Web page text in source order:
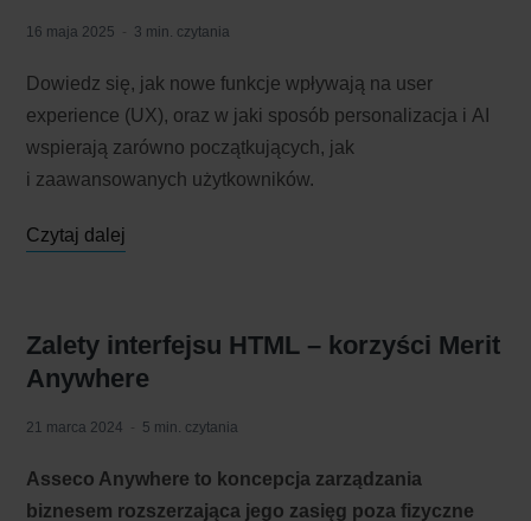
16 maja 2025 3 min. czytania
Dowiedz się, jak nowe funkcje wpływają na user
experience (UX), oraz w jaki sposób personalizacja i AI
wspierają zarówno początkujących, jak
i zaawansowanych użytkowników.
Czytaj dalej
Zalety interfejsu HTML – korzyści Merit
Anywhere
21 marca 2024 5 min. czytania
Asseco Anywhere to koncepcja zarządzania
biznesem rozszerzająca jego zasięg poza fizyczne